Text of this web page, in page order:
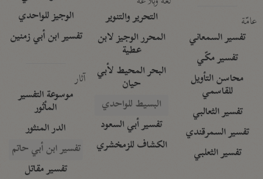
عامّة
تفسير السمعاني
تفسير مكّي
محاسن التأويل
للقاسمي
تفسير الثعالبي
تفسير السمرقندي
تفسير الثعلبي
التحرير والتنوير
المحرر الوجيز لابن
عطية
البحر المحيط لأبي
حيان
البسيط للواحدي
تفسير أبي السعود
الكشاف للزمخشري
الوجيز للواحدي
تفسير ابن أبي زمنين
آثار
موسوعة التفسير
المأثور
الدر المنثور
تفسير ابن أبي حاتم
تفسير مقاتل